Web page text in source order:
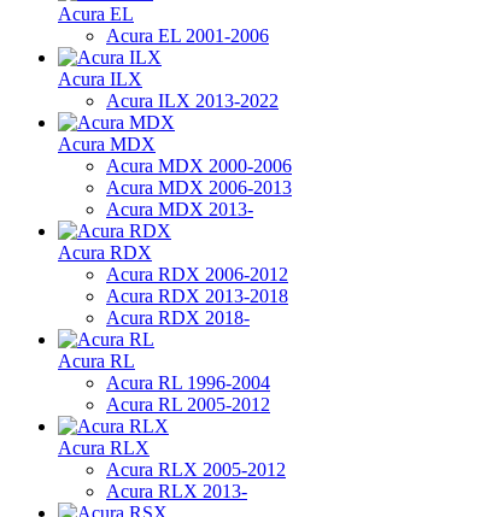
Acura EL
Acura EL 2001-2006
Acura ILX
Acura ILX 2013-2022
Acura MDX
Acura MDX 2000-2006
Acura MDX 2006-2013
Acura MDX 2013-
Acura RDX
Acura RDX 2006-2012
Acura RDX 2013-2018
Acura RDX 2018-
Acura RL
Acura RL 1996-2004
Acura RL 2005-2012
Acura RLX
Acura RLX 2005-2012
Acura RLX 2013-